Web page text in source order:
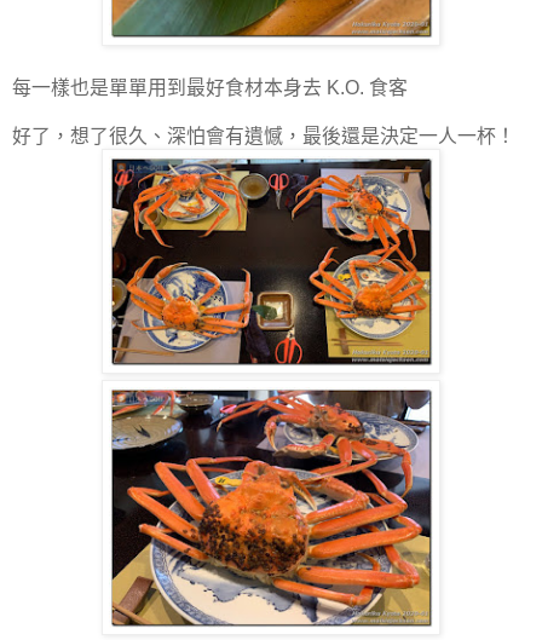
每一樣也是單單用到最好食材本身去 K.O. 食客
好了，想了很久、深怕會有遺憾，最後還是決定一人一杯！